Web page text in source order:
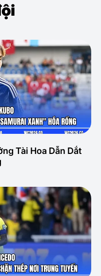
Tài Hoa Dẫn Dắt